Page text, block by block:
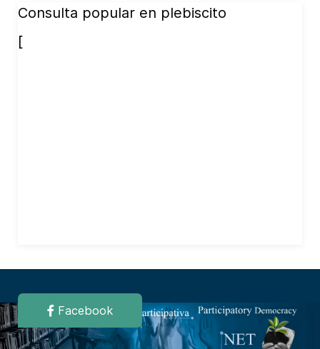
Consulta popular en plebiscito
[
Facebook